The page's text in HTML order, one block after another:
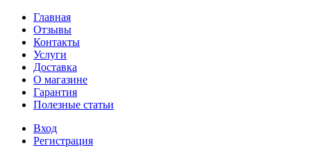
Главная
Отзывы
Контакты
Услуги
Доставка
О магазине
Гарантия
Полезные статьи
Вход
Регистрация